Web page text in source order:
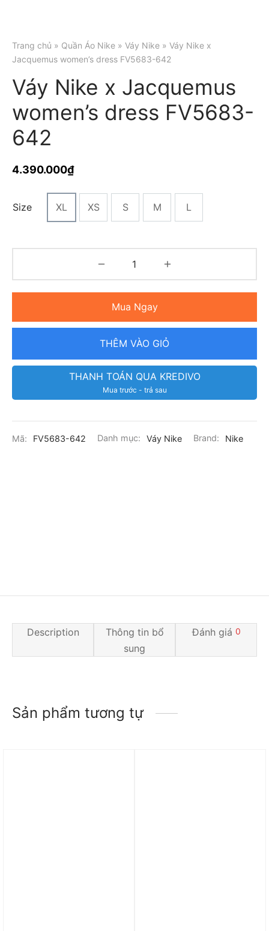
Trang chủ » Quần Áo Nike » Váy Nike » Váy Nike x
Jacquemus women’s dress FV5683-642
Váy Nike x Jacquemus
women’s dress FV5683-
642
4.390.000₫
Size XL XS S M L
Mua Ngay
THÊM VÀO GIỎ
THANH TOÁN QUA KREDIVO
Mua trước - trả sau
Mã: FV5683-642 Danh mục: Váy Nike Brand: Nike
Description
Thông tin bổ
sung
Đánh giá 0
Sản phẩm tương tự